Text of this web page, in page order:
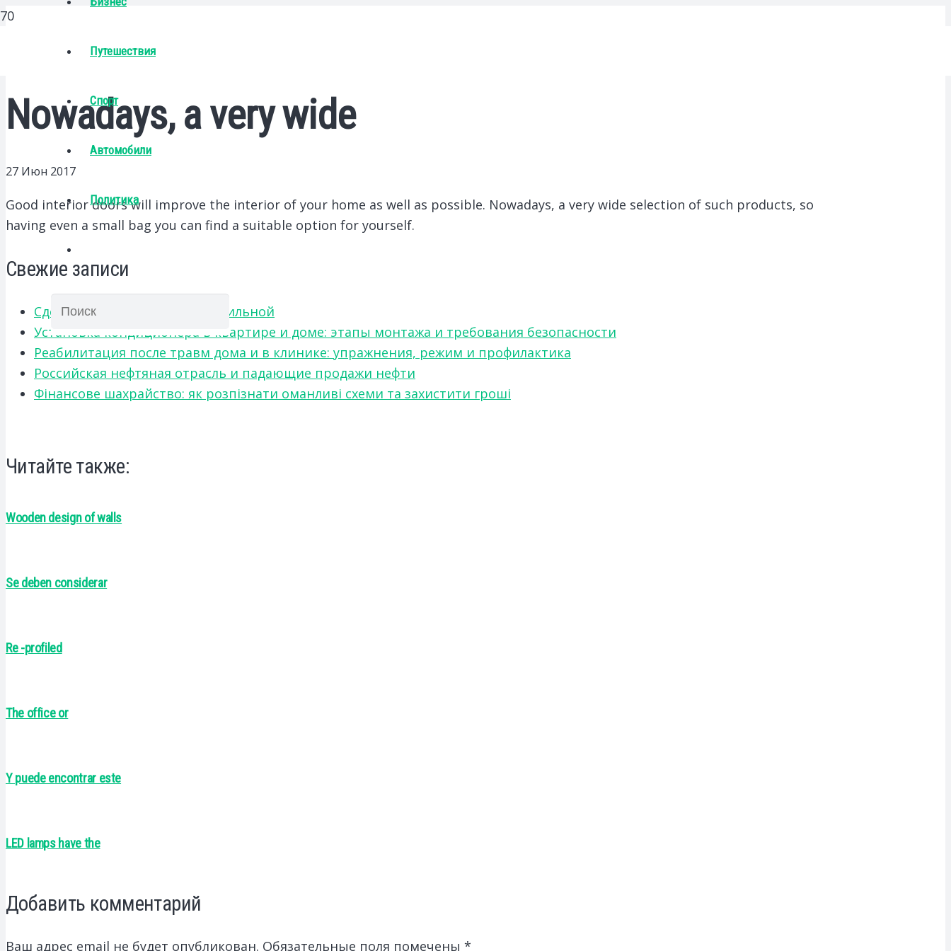
Путешествия
Спорт
Автомобили
Политика
Nowadays, a very wide
27 Июн 2017
Good interior doors will improve the interior of your home as well as possible. Nowadays, a very wide selection of such products, so
having even a small bag you can find a suitable option for yourself.
Свежие записи
Сделайте террасу теплой и стильной
Установка кондиционера в квартире и доме: этапы монтажа и требования безопасности
Реабилитация после травм дома и в клинике: упражнения, режим и профилактика
Российская нефтяная отрасль и падающие продажи нефти
Фінансове шахрайство: як розпізнати оманливі схеми та захистити гроші
Читайте также:
Wooden design of walls
Se deben considerar
Re -profiled
The office or
Y puede encontrar este
LED lamps have the
Добавить комментарий
Ваш адрес email не будет опубликован. Обязательные поля помечены *